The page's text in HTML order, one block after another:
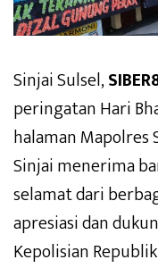
Sinjai Sulsel,
peringatan Hari
halaman Mapolres
Sinjai menerima
selamat dari
apresiasi dan
Kepolisian